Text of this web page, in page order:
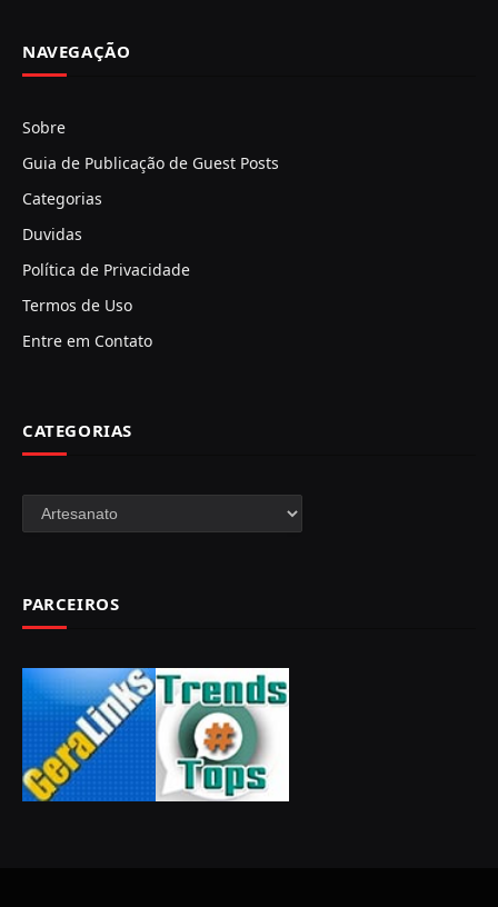
NAVEGAÇÃO
Sobre
Guia de Publicação de Guest Posts
Categorias
Duvidas
Política de Privacidade
Termos de Uso
Entre em Contato
CATEGORIAS
Categorias
PARCEIROS